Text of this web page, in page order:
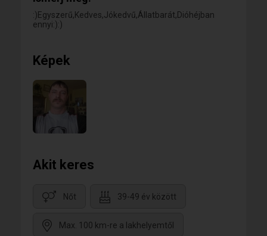
:)Egyszerű,Kedves,Jókedvű,Állatbarát,Dióhéjban
ennyi:):)
Képek
Akit keres
Nőt 39-49 év között
Max. 100 km-re a lakhelyemtől